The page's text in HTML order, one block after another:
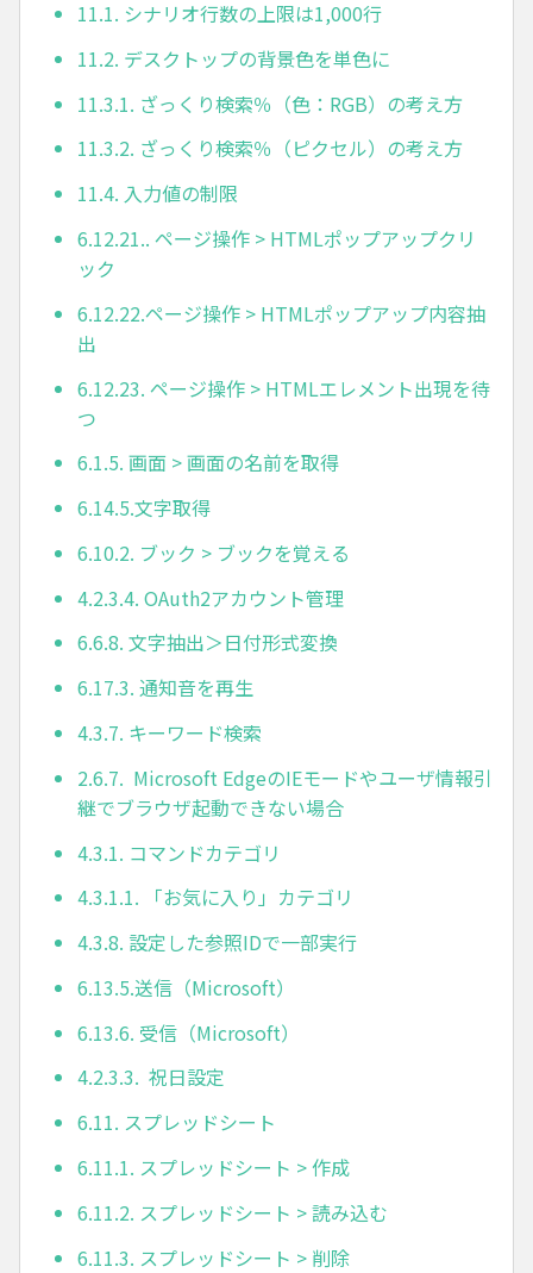
11.1. シナリオ行数の上限は1,000行
11.2. デスクトップの背景色を単色に
11.3.1. ざっくり検索％（色：RGB）の考え方
11.3.2. ざっくり検索％（ピクセル）の考え方
11.4. 入力値の制限
6.12.21.. ページ操作 > HTMLポップアップクリ
ック
6.12.22.ページ操作 > HTMLポップアップ内容抽
出
6.12.23. ページ操作 > HTMLエレメント出現を待
つ
6.1.5. 画面 > 画面の名前を取得
6.14.5.文字取得
6.10.2. ブック > ブックを覚える
4.2.3.4. OAuth2アカウント管理
6.6.8. 文字抽出＞日付形式変換
6.17.3. 通知音を再生
4.3.7. キーワード検索
2.6.7. Microsoft EdgeのIEモードやユーザ情報引
継でブラウザ起動できない場合
4.3.1. コマンドカテゴリ
4.3.1.1. 「お気に入り」カテゴリ
4.3.8. 設定した参照IDで一部実行
6.13.5.送信（Microsoft）
6.13.6. 受信（Microsoft）
4.2.3.3. 祝日設定
6.11. スプレッドシート
6.11.1. スプレッドシート > 作成
6.11.2. スプレッドシート > 読み込む
6.11.3. スプレッドシート > 削除